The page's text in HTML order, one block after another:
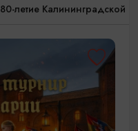
80-летие Калининградской